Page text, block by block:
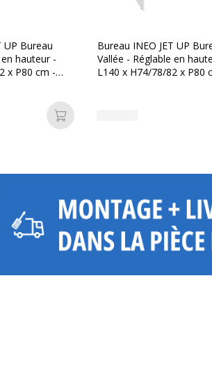
UP Bureau
hauteur -
x P80 cm -
Ajouter au panier
Bureau INEO JET UP
Vallée - Réglable en
L140 x H74/78/82 x P80